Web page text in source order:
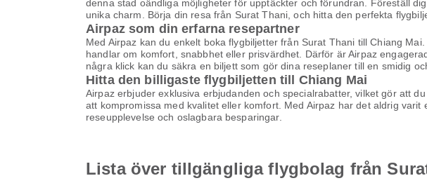
denna stad oändliga möjligheter för upptäckter och förundran. Föreställ
unika charm. Börja din resa från Surat Thani, och hitta den perfekta
Airpaz som din erfarna resepartner
Med Airpaz kan du enkelt boka flygbiljetter från Surat Thani till Chiang
handlar om komfort, snabbhet eller prisvärdhet. Därför är Airpaz
några klick kan du säkra en biljett som gör dina reseplaner till en smidig
Hitta den billigaste flygbiljetten till Chiang Mai
Airpaz erbjuder exklusiva erbjudanden och specialrabatter, vilket gör att
att kompromissa med kvalitet eller komfort. Med Airpaz har det aldrig
reseupplevelse och oslagbara besparingar.
Lista över tillgängliga flygbolag från